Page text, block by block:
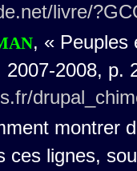
livre/
, «
2007-2008, p.
montrer
ces lignes,